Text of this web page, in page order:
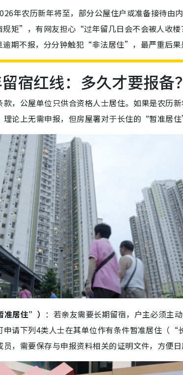
年农历新年将至，部分公屋住户或准备接待由
矩”，有网友担心“过年留几日会不会被人收
期不报，分分钟触犯“非法居住”，最严重后果
宿红线：多久才要报备？
款，公屋单位只供合资格人士居住。如果是农历
理论上无需申报，但房屋署对于长住的“暂准居
居住”） ：若亲友需要长期留宿，户主必须主
请下列4类人士在其单位作有条件暂准居住（
，需要保存与申报资料相关的证明文件，方便日